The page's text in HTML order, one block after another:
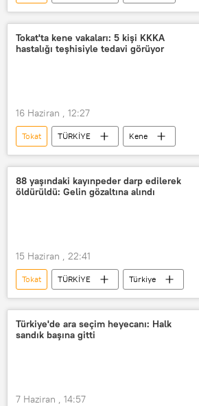
Muğla
KPSS
Sağlık Bakanlığı
Sağlık Bakanı
Kemal Memişoğlu
Tokat'ta kene vakaları: 5 kişi KKKA
hastalığı teşhisiyle tedavi görüyor
16 Haziran , 12:27
Tokat TÜRKİYE
Kene
Kırım Kongo Kanamalı Ateşi (KKKA)
88 yaşındaki kayınpeder darp edilerek
öldürüldü: Gelin gözaltına alındı
15 Haziran , 22:41
Tokat TÜRKİYE
Türkiye
gelin
kayınpeder
Cinayet
Cinayet Büro Amirliği
Cinayet Masası
Asayiş Şube Müdürlüğü Cinayet Büro Amirliği
Türkiye'de ara seçim heyecanı: Halk
sandık başına gitti
7 Haziran , 14:57